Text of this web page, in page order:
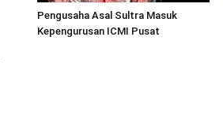
Pengusaha Asal Sultra Masuk
Kepengurusan ICMI Pusat